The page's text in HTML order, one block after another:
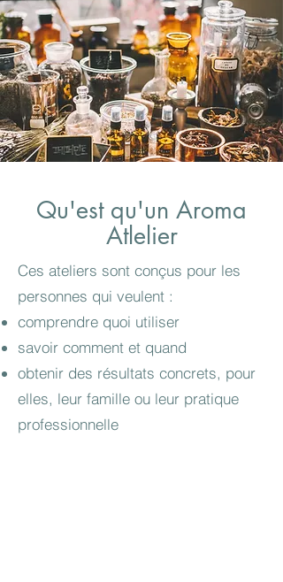
Qu'est qu'un Aroma
Atlelier
Ces ateliers sont conçus pour les
personnes qui veulent :
comprendre quoi utiliser
savoir comment et quand
obtenir des résultats concrets, pour
elles, leur famille ou leur pratique
professionnelle